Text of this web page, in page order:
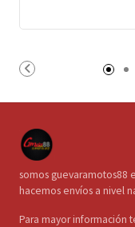
somos guevaramotos88
hacemos envíos a nivel
Para mayor información